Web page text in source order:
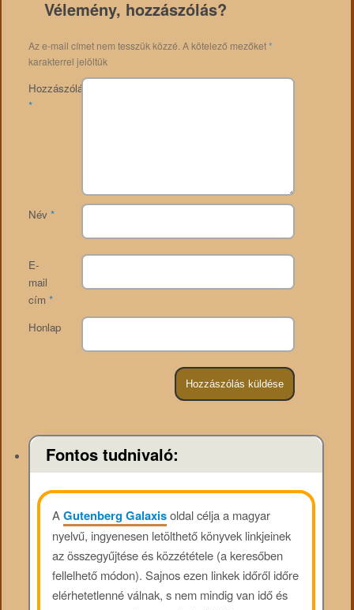
Vélemény, hozzászólás?
Az e-mail címet nem tesszük közzé. A kötelező mezőket*
karakterrel jelöltük
Hozzászólás
*
Név *
E-
mail
cím *
Honlap
Fontos tudnivaló:
AGutenberg Galaxisoldal célja a magyar
nyelvű, ingyenesen letölthető könyvek linkjeinek
az összegyűjtése és közzététele (a keresőben
fellelhető módon). Sajnos ezen linkek időről időre
elérhetetlenné válnak, s nem mindig van idő és